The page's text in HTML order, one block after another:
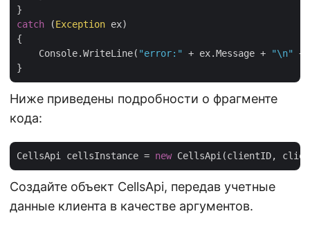
catch (Exception ex)
{
    Console.WriteLine(
"error:" + ex.Message + "\n"
+
Ниже приведены подробности о фрагменте
кода:
CellsApi cellsInstance = new
Создайте объект CellsApi, передав учетные
данные клиента в качестве аргументов.